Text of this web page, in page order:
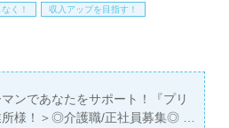
く！ 収入アップを目指す！
ンであなたをサポート！『プリ
所様！＞◎介護職/正社員募集◎